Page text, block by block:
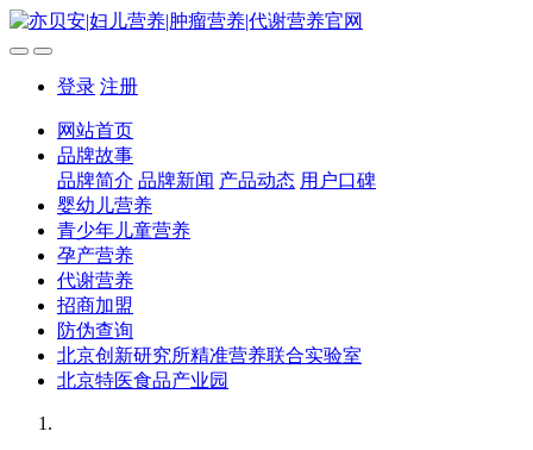
登录 注册
网站首页
品牌故事
品牌简介 品牌新闻 产品动态 用户口碑
婴幼儿营养
青少年儿童营养
孕产营养
代谢营养
招商加盟
防伪查询
北京创新研究所精准营养联合实验室
北京特医食品产业园